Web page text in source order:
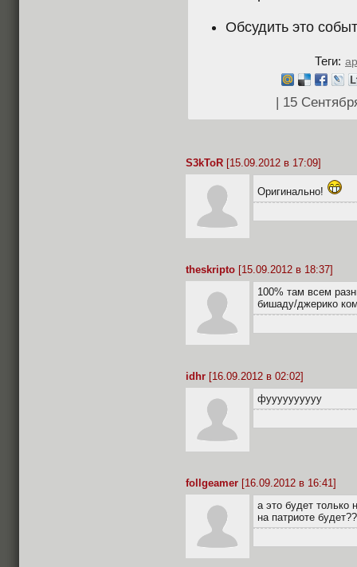
Обсудить это
Теги:
| 15
S3kToR [15.09.2012 в 17:09]
Оригинально!
theskripto [15.09.2012 в 18:37]
100% там всем
бишаду/джерико
idhr [16.09.2012 в 02:02]
фуууууууууу
follgeamer [16.09.2012 в 16:41]
а это будет только
на патриоте